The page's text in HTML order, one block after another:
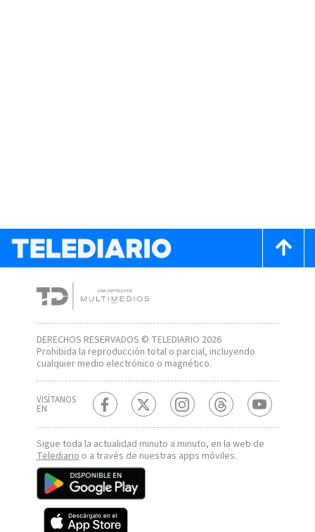
DERECHOS RESERVADOS © TELEDIARIO 2026
Prohibida la reproducción total o parcial, incluyendo
cualquier medio electrónico o magnético.
VISÍTANOS
EN
Sigue toda la actualidad minuto a minuto, en la web de
Telediarioo a través de nuestras apps móviles.